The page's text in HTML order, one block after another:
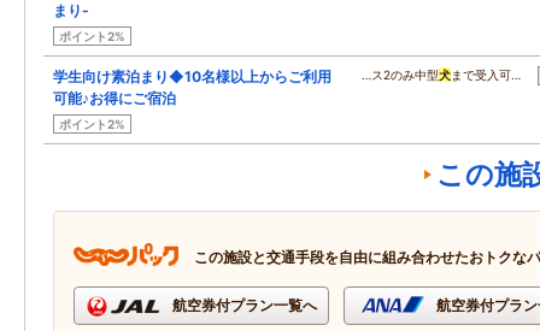
まり-
ポイント2%
学生向け素泊まり◆10名様以上からご利用
可能♪お得にご宿泊
ポイント2%
…ス2のみ中型犬まで受入可…
この施
この施設と交通手段を自由に組み合わせたおトクな
航空券付プラン一覧へ 航空券付プラ